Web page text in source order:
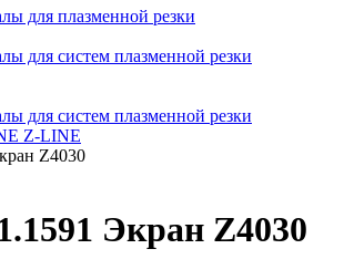
для плазменной резки
для систем плазменной резки
для систем плазменной резки
Z-LINE
Z4030
Экран Z4030